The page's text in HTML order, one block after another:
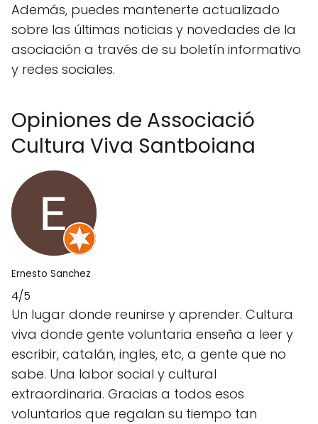
Además, puedes mantenerte actualizado
sobre las últimas noticias y novedades de la
asociación a través de su boletín informativo
y redes sociales.
Opiniones de Associació
Cultura Viva Santboiana
Ernesto Sanchez
4/5
Un lugar donde reunirse y aprender. Cultura
viva donde gente voluntaria enseña a leer y
escribir, catalán, ingles, etc, a gente que no
sabe. Una labor social y cultural
extraordinaria. Gracias a todos esos
voluntarios que regalan su tiempo tan